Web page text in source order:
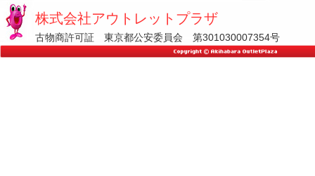
株式会社アウトレットプラザ
古物商許可証 東京都公安委員会 第301030007354号